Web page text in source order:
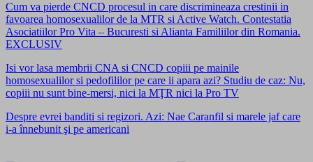
Cum va pierde CNCD procesul in care discrimineaza crestinii in
favoarea homosexualilor de la MTR si Active Watch. Contestatia
Asociatiilor Pro Vita – Bucuresti si Alianta Familiilor din Romania.
EXCLUSIV
Isi vor lasa membrii CNA si CNCD copiii pe mainile
homosexualilor si pedofililor pe care ii apara azi? Studiu de caz: Nu,
copiii nu sunt bine-mersi, nici la MŢR nici la Pro TV
Despre evrei banditi si regizori. Azi: Nae Caranfil si marele jaf care
i-a înnebunit şi pe americani